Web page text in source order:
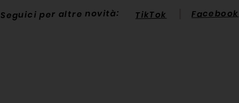
Seguici per altre novità: TikTok Facebook